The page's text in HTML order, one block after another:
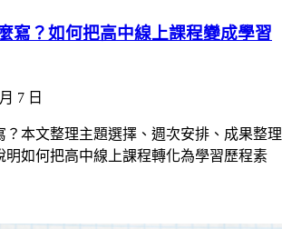
寫？如何把高中線上課程變成學習
7 日
？本文整理主題選擇、週次安排、成果整理
明如何把高中線上課程轉化為學習歷程素